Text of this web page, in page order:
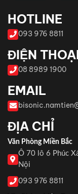
HOTLINE
093 976 8811
ĐIỆN
08 8989 1900
EMAIL
ĐỊA CHỈ
Văn Phòng Miền Bắc
Ô 70 lô 6 Phúc
Nội
093 976 8811